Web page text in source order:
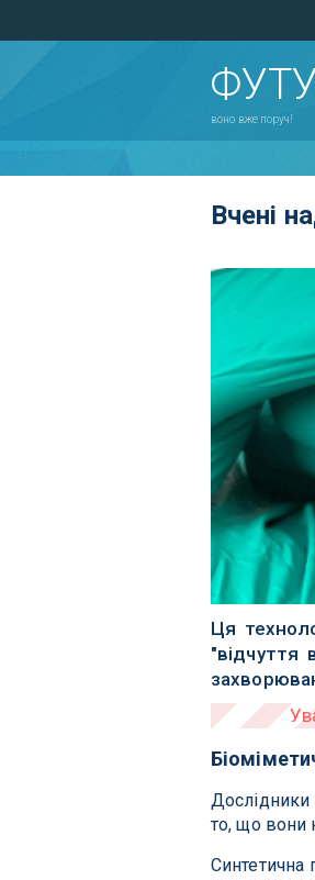
воно вже поруч!
Вчені
Ця
"відчуття
Дослідники
то, що вони
Синтетична